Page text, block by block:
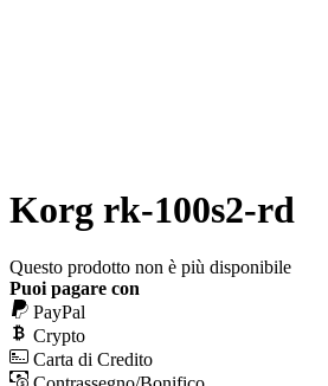
Korg rk-100s2-rd
Questo prodotto non è più disponibile
Puoi pagare con
PayPal
Crypto
Carta di Credito